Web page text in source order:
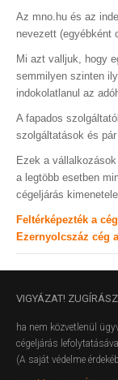
Az mno.hu és az
nevezett (egyébként
Mi azt valljuk, hogy
semmilyen szinten
indokolatlanul az
A fapados
szolgáltatások és
Ezek a
a legtöbb esetben
cégeljárás
Feltérképezték a
Ezernyolcszáz cég
VIGYÁZAT!
ha nem közvetlenül
cégeljárás
(A saját védelme